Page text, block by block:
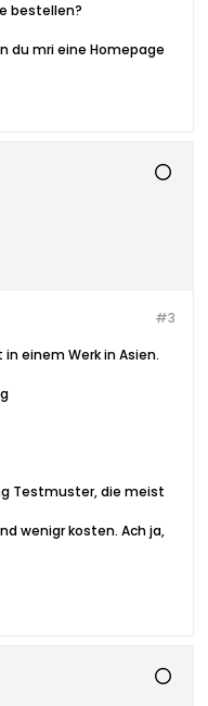
bestellen?
du mri eine Homepage
#3
einem Werk in Asien.
Testmuster, die meist
wenigr kosten. Ach ja,